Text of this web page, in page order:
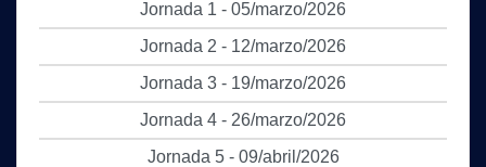
Jornada 1 - 05/marzo/2026
Jornada 2 - 12/marzo/2026
Jornada 3 - 19/marzo/2026
Jornada 4 - 26/marzo/2026
Jornada 5 - 09/abril/2026